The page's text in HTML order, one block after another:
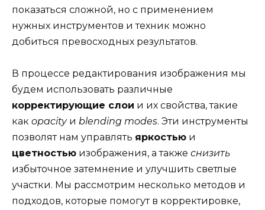
показаться сложной, но с применением
нужных инструментов и техник можно
добиться превосходных результатов.
В процессе редактирования изображения мы
будем использовать различные
корректирующие слои и их свойства, такие
как opacityи blending modes. Эти инструменты
позволят нам управлять яркостью и
цветностью изображения, а также снизить
избыточное затемнение и улучшить светлые
участки. Мы рассмотрим несколько методов и
подходов, которые помогут в корректировке,